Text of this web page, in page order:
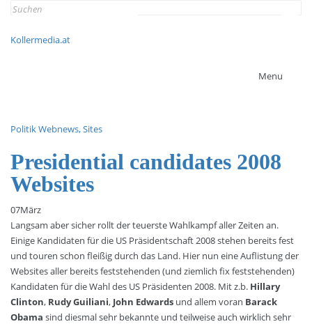
Search
Kollermedia.at
Menu
PolitikWebnews, Sites
Presidential candidates 2008
Websites
07März
Langsam aber sicher rollt der teuerste Wahlkampf aller Zeiten an.
Einige Kandidaten für die US Präsidentschaft 2008 stehen bereits fest
und touren schon fleißig durch das Land. Hier nun eine Auflistung der
Websites aller bereits feststehenden (und ziemlich fix feststehenden)
Kandidaten für die Wahl des US Präsidenten 2008. Mit z.b. Hillary
Clinton, Rudy Guiliani, John Edwards und allem voran Barack
Obama sind diesmal sehr bekannte und teilweise auch wirklich sehr